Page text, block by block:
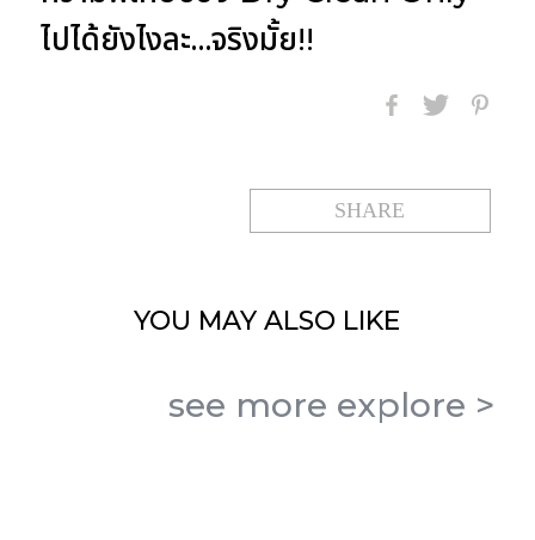
ไปได้ยังไงละ…จริงมั้ย!!
SHARE
YOU MAYALSO LIKE
see more explore >